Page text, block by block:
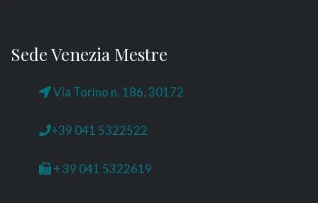
Sede Venezia Mestre
Via Torino n. 186, 30172
+39 041 5322522
+ 39 041 5322619